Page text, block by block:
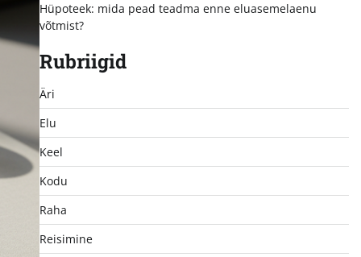
Hüpoteek: mida pead teadma enne eluasemelaenu
võtmist?
Rubriigid
Äri
Elu
Keel
Kodu
Raha
Reisimine